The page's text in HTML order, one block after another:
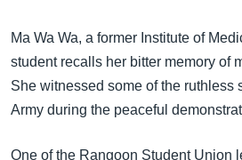
ကြည့်
ရန်
ပင်မ
အ
မကြေးမုံရဲ့ အင်္ဂလိပ်စာ
ရုပ်ရှင်ထဲက အင်္ဂလိပ်စာ
သုတပဒေသာ အင်္ဂလိပ်စာ
ရေဒီယို
တီဗွီ
ရေဒီယိုနှင့်ရုပ်သံ အချက်အလက်များ
ရေဒီယို/တီဗွီအစီအစဉ်
Ma Wa Wa, a former Institute of
student recalls her bitter memory of
She witnessed some of the ruthless
Army during the peaceful
One of the Rangoon Student Union